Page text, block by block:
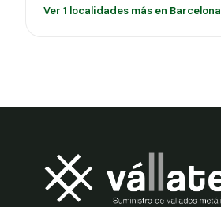
Ver 1 localidades más en Barcelona